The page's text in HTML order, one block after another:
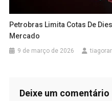
Petrobras Limita Cotas De
Mercado
9 de março de 2026
Deixe um comentário